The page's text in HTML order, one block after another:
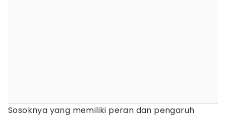
Sosoknya yang memiliki peran dan pengaruh